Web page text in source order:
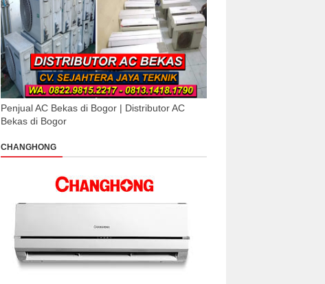
Penjual AC Bekas di Bogor | Distributor AC
Bekas di Bogor
CHANGHONG